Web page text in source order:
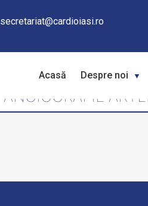
secretariat@cardioiasi.ro
Acasă Despre noi
ANGIOGRAFIE